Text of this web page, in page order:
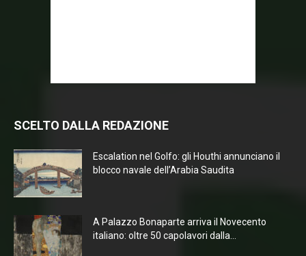
SCELTO DALLA REDAZIONE
Escalation nel Golfo: gli Houthi annunciano il
blocco navale dell’Arabia Saudita
A Palazzo Bonaparte arriva il Novecento
italiano: oltre 50 capolavori dalla...